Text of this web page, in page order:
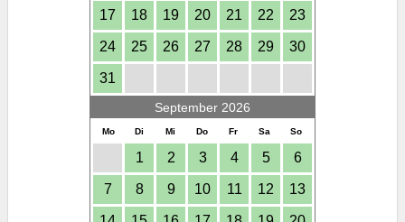
17 18 19 20 21 22 23
24 25 26 27 28 29 30
31
September 2026
Mo Di Mi Do Fr Sa So
1 2 3 4 5 6
7 8 9 10 11 12 13